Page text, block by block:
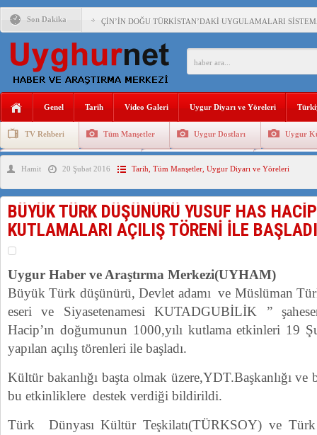
Son Dakika ÇİN’İN DOĞU TÜRKİSTAN’DAKİ UYGULAMALARI
DİYANET AKADEMİSİ BAŞKANI DOÇ.DR.KAAN : DOĞU
ÇİN’İN UYGUR POLİTİKALARINI ÖVEN DİYANET
MHP’DEN URUMÇİ KATLİAMI MESAJİ : 05.07.2009
İŞGALCİ ÇİN’DEN “FETİHLER SULTANI
SAADET PARTİSİ İLÇE BAŞKANI : TEMMUZ AYI,DOĞU
İŞGALCİ ÇİN,DOĞU TÜRKİSTAN’DA EN AZ 143 BİN
Genel Tarih Video Galeri Uygur Diyarı ve Yöreleri
TV Rehberi Tüm Manşetler Uygur Dostları Uygur
Uygurlarda Düğün ve Cenaze
Hamit 20 Şubat 2016 Tarih Tüm Manşetler Uygur Diyarı ve Yöreleri
BÜYÜK TÜRK DÜŞÜNÜRÜ YUSUF HAS
KUTLAMALARI AÇILIŞ TÖRENİ İLE BAŞLADI
Uygur Haber ve Araştırma Merkezi(UYHAM)
Büyük Türk düşünürü, Devlet adamı ve Müslüman
eseri ve Siyasetenamesi KUTADGUBİLİK ”
Hacip’ın doğumunun 1000,yılı kutlama etkinleri 19
yapılan açılış törenleri ile başladı.
Kültür bakanlığı başta olmak üzere,YDT.Başkanlığı
bu etkinliklere destek verdiği bildirildi.
Türk Dünyası Kültür Teşkilatı(TÜRKSOY) ve Türk